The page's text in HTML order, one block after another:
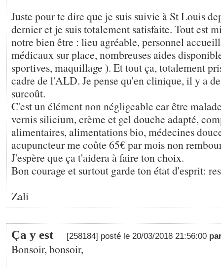
Juste pour te dire que je suis suivie à St Louis
dernier et je suis totalement satisfaite. Tout est
notre bien être : lieu agréable, personnel
médicaux sur place, nombreuses aides
sportives, maquillage ). Et tout ça, totalement
cadre de l'ALD. Je pense qu'en clinique, il y a
surcoût.
C'est un élément non négligeable car être
vernis silicium, crème et gel douche adapté,
alimentaires, alimentations bio, médecines
acupuncteur me coûte 65€ par mois non
J'espère que ça t'aidera à faire ton choix.
Bon courage et surtout garde ton état d'esprit:
Zali
Ça y est [258184] posté le 20/03/2018 21:56:00
Bonsoir, bonsoir,